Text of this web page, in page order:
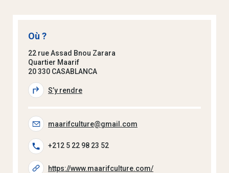
Où ?
22 rue Assad Bnou Zarara
Quartier Maarif
20 330 CASABLANCA
S’y rendre
maarifculture@gmail.com
+212 5 22 98 23 52
https://www.maarifculture.com/